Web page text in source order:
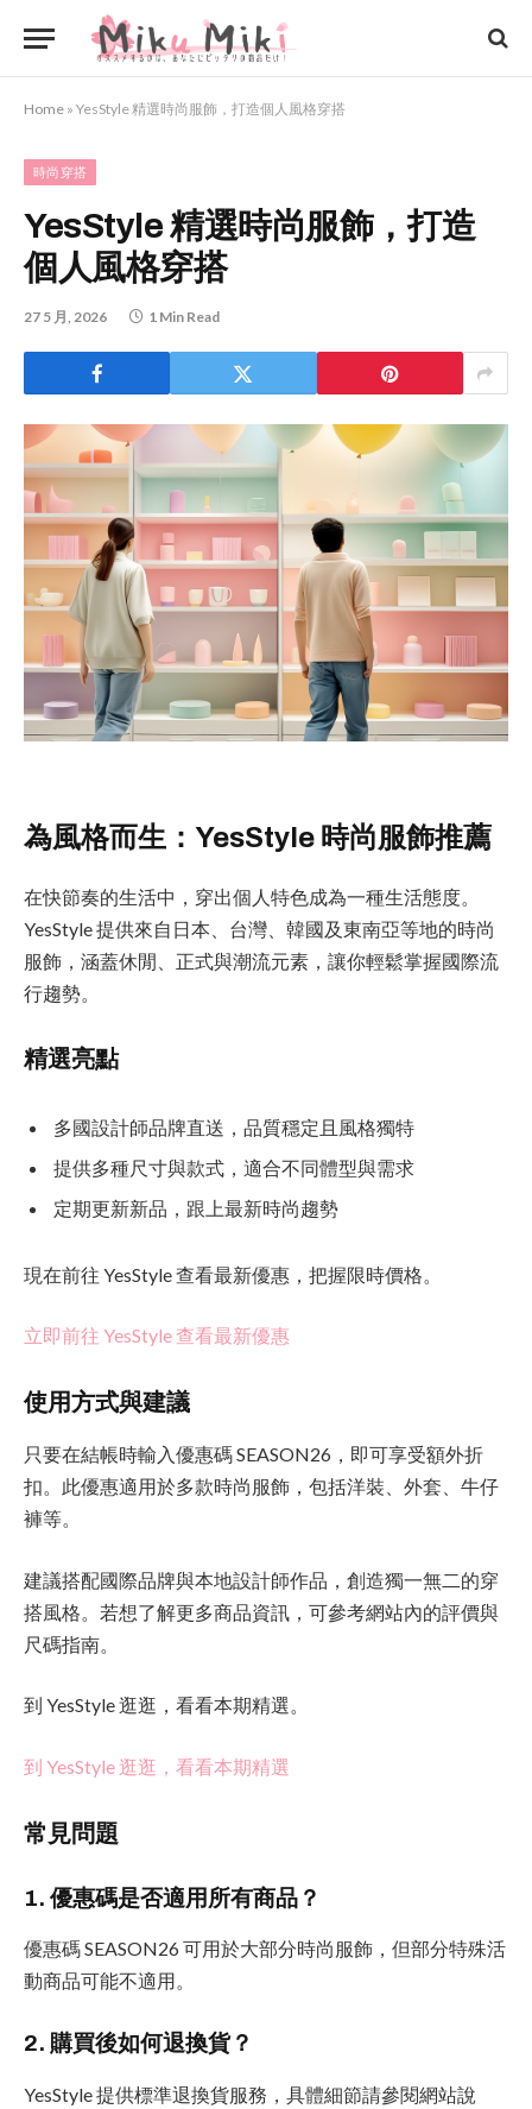
Home » YesStyle 精選時尚服飾，打造個人風格穿搭
時尚穿搭
YesStyle 精選時尚服飾，打造
個人風格穿搭
27 5 月, 2026 1 Min Read
為風格而生：YesStyle 時尚服飾推薦
在快節奏的生活中，穿出個人特色成為一種生活態度。
YesStyle 提供來自日本、台灣、韓國及東南亞等地的時尚
服飾，涵蓋休閒、正式與潮流元素，讓你輕鬆掌握國際流
行趨勢。
精選亮點
多國設計師品牌直送，品質穩定且風格獨特
提供多種尺寸與款式，適合不同體型與需求
定期更新新品，跟上最新時尚趨勢
現在前往 YesStyle 查看最新優惠，把握限時價格。
立即前往 YesStyle 查看最新優惠
使用方式與建議
只要在結帳時輸入優惠碼 SEASON26，即可享受額外折
扣。此優惠適用於多款時尚服飾，包括洋裝、外套、牛仔
褲等。
建議搭配國際品牌與本地設計師作品，創造獨一無二的穿
搭風格。若想了解更多商品資訊，可參考網站內的評價與
尺碼指南。
到 YesStyle 逛逛，看看本期精選。
到 YesStyle 逛逛，看看本期精選
常見問題
1. 優惠碼是否適用所有商品？
優惠碼 SEASON26 可用於大部分時尚服飾，但部分特殊活
動商品可能不適用。
2. 購買後如何退換貨？
YesStyle 提供標準退換貨服務，具體細節請參閱網站說